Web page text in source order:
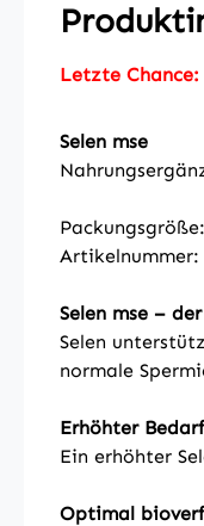
Letzte Chance:
Selen mse
Artikelnummer:
Selen mse –
Selen
normale
Erhöhter Bedarf
Ein erhöhter
Optimal